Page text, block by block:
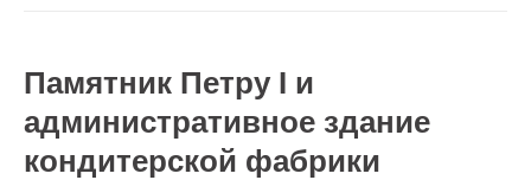
Памятник Петру I и
административное здание
кондитерской фабрики